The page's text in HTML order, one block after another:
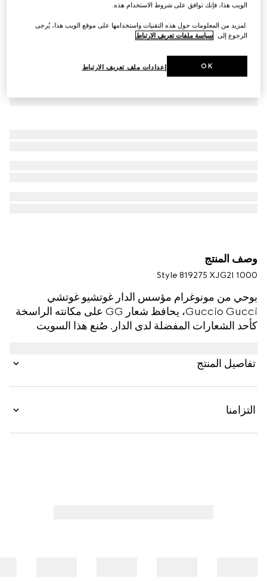
وصف المنتج
Style ‎819275 XJG2I 1000
بوحي من مونوغرام مؤسس الدار غوتشيو غوتشي
Guccio Gucci، يحافظ شعار GG على مكانته الراسخة
كأحد الشعارات المفضلة لدى الدار. صُنع هذا السويت
يكتمل التصميم بتفصيل حلقة على شكل شريط ويب
باللونين الأخضر والأحمر.
تفاصيل المنتج
التزامنا
الويب هذا، فإنك توافق على شروط الاستخدام هذه.
.لمزيد من المعلومات حول هذه التقنيات واستخدامها على موقع الويب هذا، يُرجى
الرجوع إلى سياسة ملفات تعريف الارتباط
إعدادات ملف تعريف الارتباط OK